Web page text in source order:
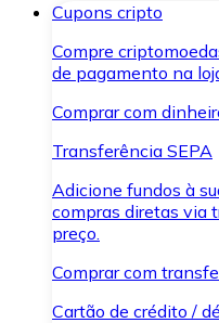
Cupons cripto
Compre
de pagamento na
Comprar com
Transferência SEPA
Adicione fundos à
compras diretas via
preço.
Comprar com
Cartão de crédito /